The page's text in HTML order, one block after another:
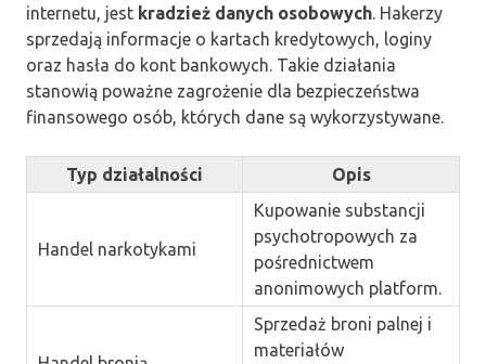
internetu, jest kradzież danych osobowych . Hakerzy
sprzedają informacje o kartach kredytowych, loginy
oraz hasła do kont bankowych. Takie działania
stanowią poważne zagrożenie dla bezpieczeństwa
finansowego osób, których dane są wykorzystywane.
Typ działalności Opis
Handel narkotykami
Kupowanie substancji
psychotropowych za
pośrednictwem
anonimowych platform.
Sprzedaż broni palnej i
materiałów